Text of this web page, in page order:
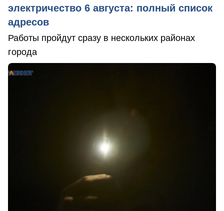
электричество 6 августа: полный список
адресов
Работы пройдут сразу в нескольких районах
города